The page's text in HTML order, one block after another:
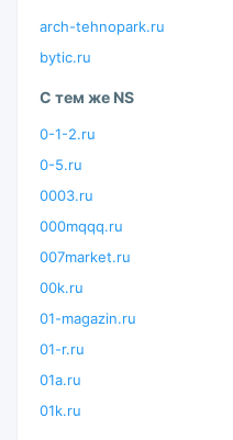
arch-tehnopark.ru
bytic.ru
С тем же NS
0-1-2.ru
0-5.ru
0003.ru
000mqqq.ru
007market.ru
00k.ru
01-magazin.ru
01-r.ru
01a.ru
01k.ru